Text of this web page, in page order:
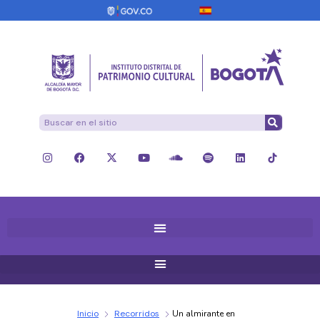
Inicio Recorridos
Un almirante en